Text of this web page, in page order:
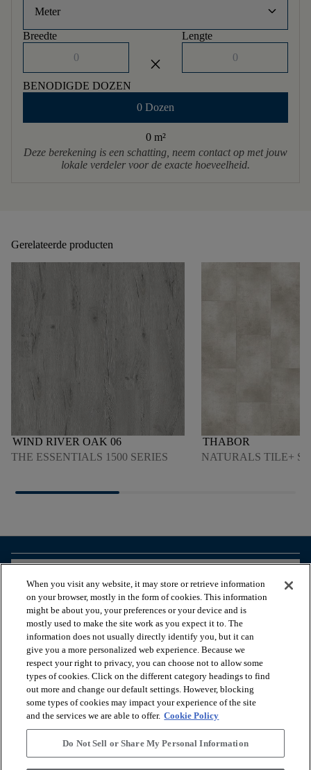
Meter keyboard_arrow_down
Breedte
close
Lengte
BENODIGDE DOZEN
0 Dozen
0 m²
Deze berekening is een schatting, neem contact op met jouw
lokale verdeler voor de exacte hoeveelheid.
Gerelateerde producten
WIND RIVER OAK 06
THE ESSENTIALS 1500 SERIES
THABOR
NATURALS TILE+
HANDIGE TOOLS
ONZE DIENSTEN
OVER ONS
When you visit any website, it may store or retrieve information
on your browser, mostly in the form of cookies. This information
might be about you, your preferences or your device and is
mostly used to make the site work as you expect it to. The
information does not usually directly identify you, but it can
give you a more personalized web experience. Because we
respect your right to privacy, you can choose not to allow some
types of cookies. Click on the different category headings to find
out more and change our default settings. However, blocking
some types of cookies may impact your experience of the site
and the services we are able to offer. Cookie Policy
Do Not Sell or Share My Personal Information